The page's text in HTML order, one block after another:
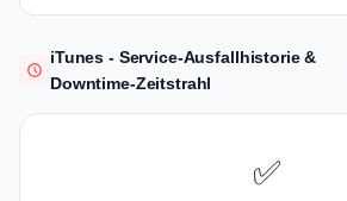
iTunes - Service-Ausfallhistorie &
Downtime-Zeitstrahl
✅